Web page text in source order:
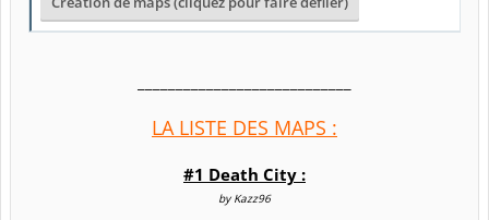
LA LISTE DES MAPS :
#1 Death City :
by Kazz96